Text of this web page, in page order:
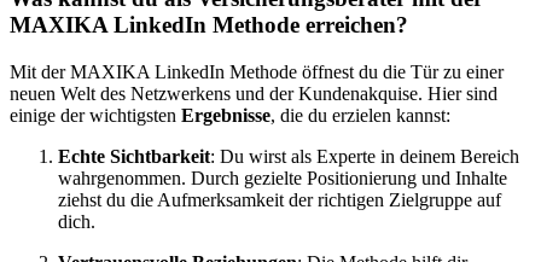
MAXIKA LinkedIn Methode erreichen?
Mit der MAXIKA LinkedIn Methode öffnest du die Tür zu einer
neuen Welt des Netzwerkens und der Kundenakquise. Hier sind
einige der wichtigsten Ergebnisse, die du erzielen kannst:
Echte Sichtbarkeit: Du wirst als Experte in deinem Bereich
wahrgenommen. Durch gezielte Positionierung und Inhalte
ziehst du die Aufmerksamkeit der richtigen Zielgruppe auf
dich.